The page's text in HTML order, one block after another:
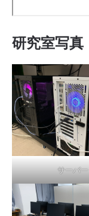
研究室写真
サーバー